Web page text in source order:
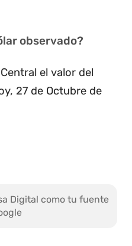
observado?
el valor del
27 de Octubre de
Digital como tu fuente